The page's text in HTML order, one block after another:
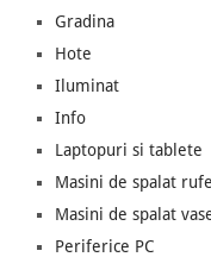
Gradina
Hote
Iluminat
Info
Laptopuri si tablete
Masini de spalat rufe
Masini de spalat
Periferice PC